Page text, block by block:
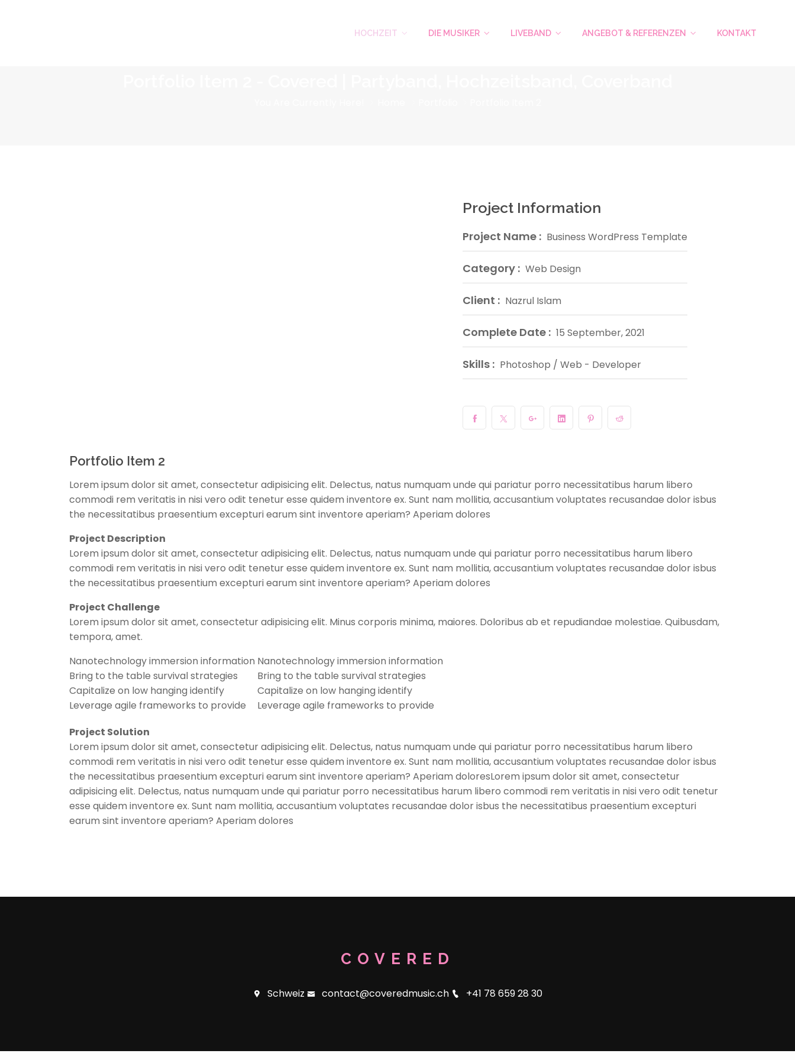
HOCHZEIT DIE MUSIKER LIVEBAND ANGEBOT & REFERENZEN KONTAKT
Project Information
Project Name : Business WordPress Template
Category : Web Design
Client : Nazrul Islam
Complete Date : 15 September, 2021
Skills : Photoshop / Web - Developer
Portfolio Item 2
Lorem ipsum dolor sit amet, consectetur adipisicing elit. Delectus, natus numquam unde qui pariatur porro necessitatibus harum libero
commodi rem veritatis in nisi vero odit tenetur esse quidem inventore ex. Sunt nam mollitia, accusantium voluptates recusandae dolor isbus
the necessitatibus praesentium excepturi earum sint inventore aperiam? Aperiam dolores
Project Description
Lorem ipsum dolor sit amet, consectetur adipisicing elit. Delectus, natus numquam unde qui pariatur porro necessitatibus harum libero
commodi rem veritatis in nisi vero odit tenetur esse quidem inventore ex. Sunt nam mollitia, accusantium voluptates recusandae dolor isbus
the necessitatibus praesentium excepturi earum sint inventore aperiam? Aperiam dolores
Project Challenge
Lorem ipsum dolor sit amet, consectetur adipisicing elit. Minus corporis minima, maiores. Doloribus ab et repudiandae molestiae. Quibusdam,
tempora, amet.
Nanotechnology immersion information
Bring to the table survival strategies
Capitalize on low hanging identify
Leverage agile frameworks to provide
Nanotechnology immersion information
Bring to the table survival strategies
Capitalize on low hanging identify
Leverage agile frameworks to provide
Project Solution
Lorem ipsum dolor sit amet, consectetur adipisicing elit. Delectus, natus numquam unde qui pariatur porro necessitatibus harum libero
commodi rem veritatis in nisi vero odit tenetur esse quidem inventore ex. Sunt nam mollitia, accusantium voluptates recusandae dolor isbus
the necessitatibus praesentium excepturi earum sint inventore aperiam? Aperiam doloresLorem ipsum dolor sit amet, consectetur
adipisicing elit. Delectus, natus numquam unde qui pariatur porro necessitatibus harum libero commodi rem veritatis in nisi vero odit tenetur
esse quidem inventore ex. Sunt nam mollitia, accusantium voluptates recusandae dolor isbus the necessitatibus praesentium excepturi
earum sint inventore aperiam? Aperiam dolores
COVERED
Schweiz contact@coveredmusic.ch +41 78 659 28 30